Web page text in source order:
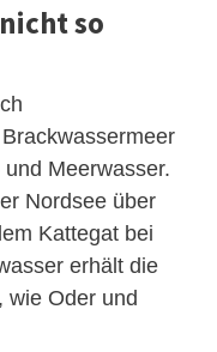
so
Meerwasser.
Nordsee über
Kattegat bei
erhält die
wie Oder und